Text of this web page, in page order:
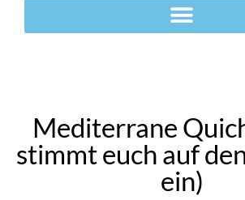
Mediterrane
stimmt euch auf
ein)